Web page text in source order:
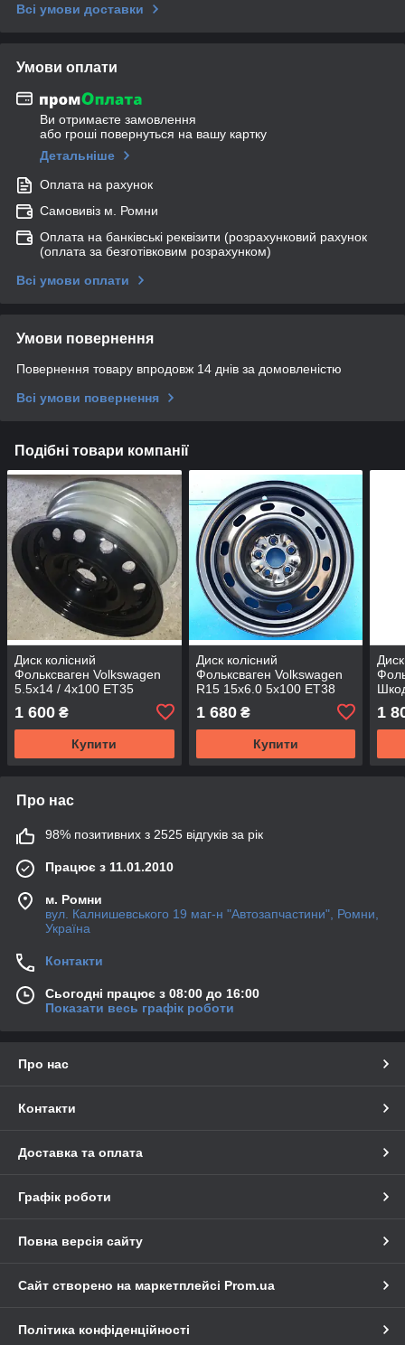
Всі умови доставки
Умови оплати
Ви отримаєте замовлення
або гроші повернуться на вашу картку
Детальніше
Оплата на рахунок
Самовивіз м. Ромни
Оплата на банківські реквізити (розрахунковий рахунок
(оплата за безготівковим розрахунком)
Всі умови оплати
Умови повернення
Повернення товару впродовж 14 днів за домовленістю
Всі умови повернення
Подібні товари компанії
Диск колісний
Фольксваген Volkswagen
5.5x14 / 4x100 ET35
DIA57.1 DK 219.3101015
ДК
1 600 ₴
Купити
Диск колісний
Фольксваген Volkswagen
R15 15х6.0 5х100 ET38
1 680₴
Купити
1
Про нас
98% позитивних з 2525 відгуків за рік
Працює з 11.01.2010
м. Ромни
вул. Калнишевського 19 маг-н "Автозапчастини", Ромни,
Україна
Контакти
Сьогодні працює з 08:00 до 16:00
Показати весь графік роботи
Про нас
Контакти
Доставка та оплата
Графік роботи
Повна версія сайту
Сайт створено на маркетплейсі Prom.ua
Політика конфіденційності